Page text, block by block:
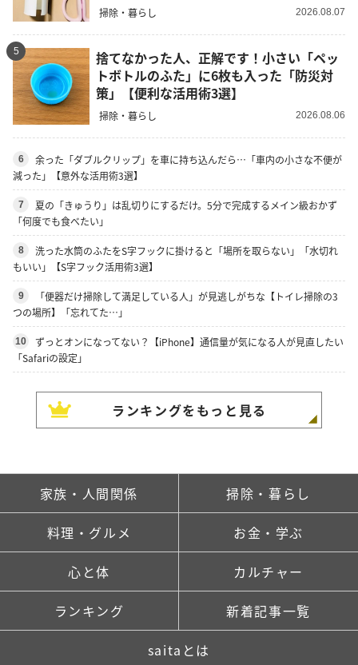
掃除・暮らし 2026.08.07
5
捨てなかった人、正解です！小さい「ペッ
トボトルのふた」に6枚も入った「防災対
策」【便利な活用術3選】
掃除・暮らし 2026.08.06
6
余った「ダブルクリップ」を車に持ち込んだら…「車内の小さな不便が
減った」【意外な活用術3選】
7
夏の「きゅうり」は乱切りにするだけ。5分で完成するメイン級おかず
「何度でも食べたい」
8
洗った水筒のふたをS字フックに掛けると「場所を取らない」「水切れ
もいい」【S字フック活用術3選】
9
「便器だけ掃除して満足している人」が見逃しがちな【トイレ掃除の3
つの場所】「忘れてた…」
10
ずっとオンになってない？【iPhone】通信量が気になる人が見直したい
「Safariの設定」
ランキングをもっと見る
家族・人間関係 掃除・暮らし
料理・グルメ お金・学ぶ
心と体 カルチャー
ランキング 新着記事一覧
saitaとは